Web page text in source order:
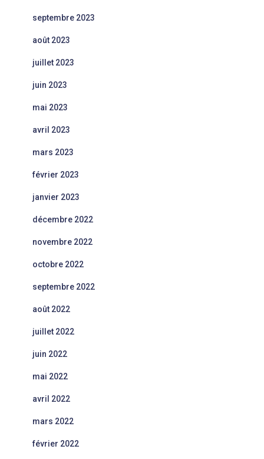
septembre 2023
août 2023
juillet 2023
juin 2023
mai 2023
avril 2023
mars 2023
février 2023
janvier 2023
décembre 2022
novembre 2022
octobre 2022
septembre 2022
août 2022
juillet 2022
juin 2022
mai 2022
avril 2022
mars 2022
février 2022